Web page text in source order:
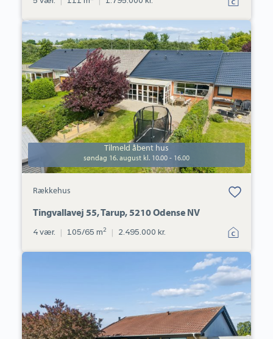
Rækkehus:
Tingvallavej
55,
Tarup,
5210
Odense
NV
Tilmeld åbent hus
søndag 16. august kl. 10.00 - 16.00
Rækkehus
Bolig er gemt
under dine
Tingvallavej 55, Tarup, 5210 Odense NV
4 vær. | 105/65 m2 | 2.495.000 kr.
Snestrup,
5210
Odense
NV